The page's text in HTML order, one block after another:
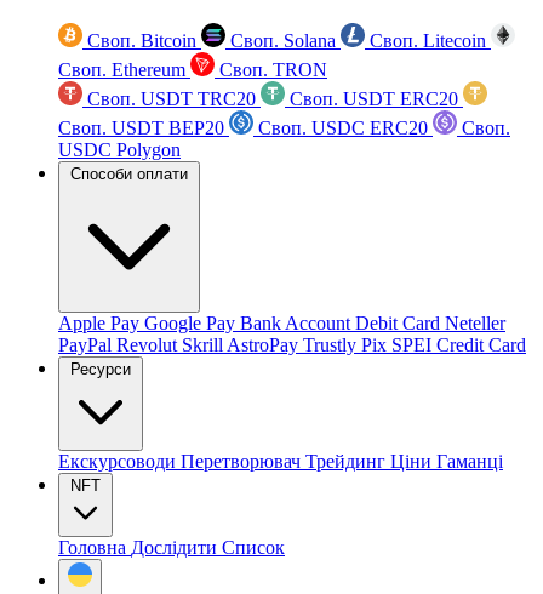
Своп. Bitcoin Своп. Solana
Своп. Litecoin
Своп. Ethereum
Своп. TRON
Своп. USDT TRC20
Своп. USDT ERC20
Своп. USDT BEP20
Своп. USDC ERC20
Своп.
USDC Polygon
Способи оплати
Apple Pay Google Pay Bank Account Debit Card Neteller
PayPal Revolut Skrill AstroPay Trustly Pix SPEI Credit Card
Ресурси
Екскурсоводи Перетворювач Трейдинг Ціни Гаманці
NFT
Головна Дослідити Список